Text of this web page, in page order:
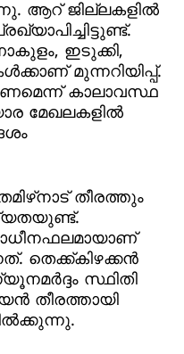
ആറ് ജില്ലകളില്‍
ഇടുക്കി,
മുന്നറിയിപ്പ്.
കാലാവസ്ഥ
മേഖലകളില്‍
തീരത്തും
തെക്ക്കിഴക്കന്‍
സ്ഥിതി
തീരത്തായി